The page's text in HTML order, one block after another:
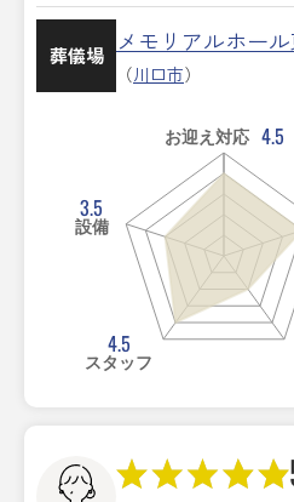
葬儀場 メモリアルホー
（川口市）
お迎え対応 4.5
4.5
スタッフ
3.5
設備